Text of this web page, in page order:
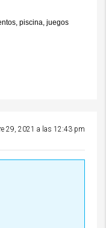
piscina, juegos
29, 2021 a las 12:43 pm